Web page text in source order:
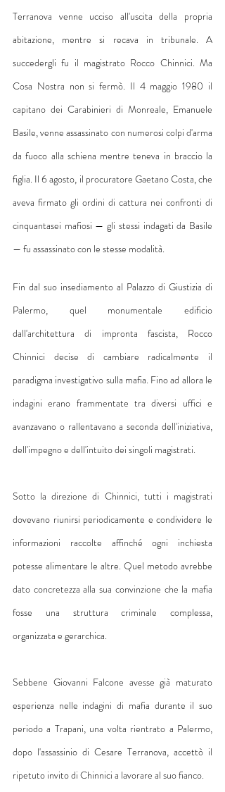
Terranova venne ucciso all'uscita della propria
abitazione, mentre si recava in tribunale. A
succedergli fu il magistrato Rocco Chinnici. Ma
Cosa Nostra non si fermò. Il 4 maggio 1980 il
capitano dei Carabinieri di Monreale, Emanuele
Basile, venne assassinato con numerosi colpi d'arma
da fuoco alla schiena mentre teneva in braccio la
figlia. Il 6 agosto, il procuratore Gaetano Costa, che
aveva firmato gli ordini di cattura nei confronti di
cinquantasei mafiosi — gli stessi indagati da Basile
— fu assassinato con le stesse modalità.
Fin dal suo insediamento al Palazzo di Giustizia di
Palermo, quel monumentale edificio
dall'architettura di impronta fascista, Rocco
Chinnici decise di cambiare radicalmente il
paradigma investigativo sulla mafia. Fino ad allora le
indagini erano frammentate tra diversi uffici e
avanzavano o rallentavano a seconda dell'iniziativa,
dell'impegno e dell'intuito dei singoli magistrati.
Sotto la direzione di Chinnici, tutti i magistrati
dovevano riunirsi periodicamente e condividere le
informazioni raccolte affinché ogni inchiesta
potesse alimentare le altre. Quel metodo avrebbe
dato concretezza alla sua convinzione che la mafia
fosse una struttura criminale complessa,
organizzata e gerarchica.
Sebbene Giovanni Falcone avesse già maturato
esperienza nelle indagini di mafia durante il suo
periodo a Trapani, una volta rientrato a Palermo,
dopo l'assassinio di Cesare Terranova, accettò il
ripetuto invito di Chinnici a lavorare al suo fianco.